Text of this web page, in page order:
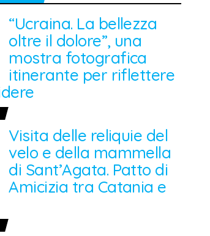
“Ucraina. La bellezza
oltre il dolore”, una
mostra fotografica
itinerante per riflettere
Visita delle reliquie del
velo e della mammella
di Sant’Agata. Patto di
Amicizia tra Catania e